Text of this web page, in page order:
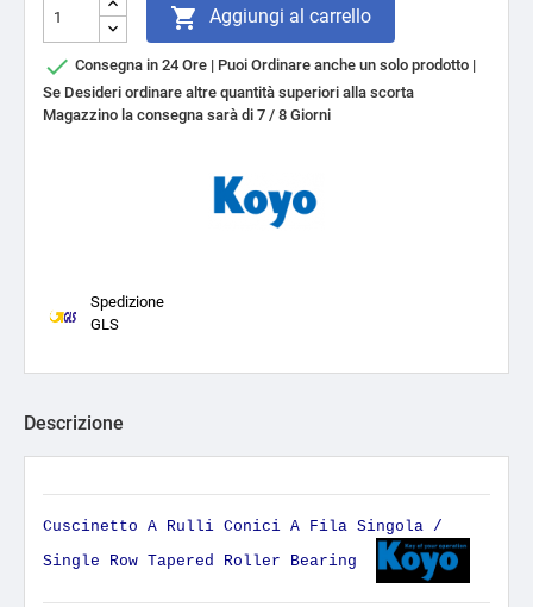
 Aggiungi al carrello
 Consegna in 24 Ore | Puoi Ordinare anche un solo prodotto |
Se Desideri ordinare altre quantità superiori alla scorta
Magazzino la consegna sarà di 7 / 8 Giorni
Spedizione
GLS
Descrizione
Cuscinetto A Rulli Conici A Fila Singola /
Single Row Tapered Roller Bearing